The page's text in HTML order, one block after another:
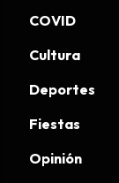
COVID
Cultura
Deportes
Fiestas
Opinión